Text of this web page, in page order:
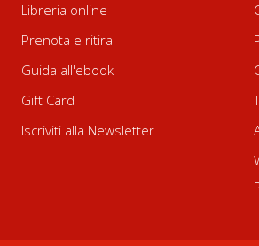
Libreria online
Prenota e ritira
Guida all'ebook
Gift Card
Iscriviti alla Newsletter